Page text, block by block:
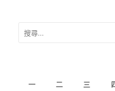
尋
一
二 三